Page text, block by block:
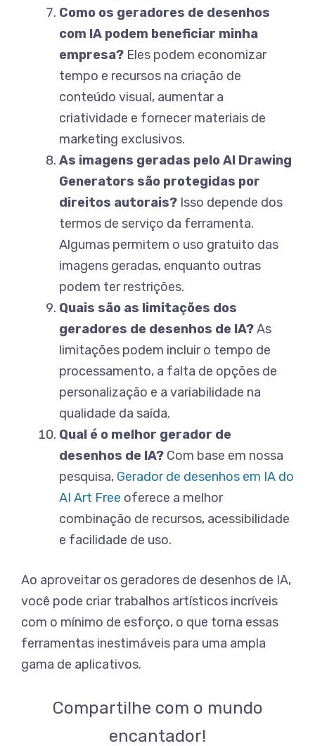
Como os geradores de desenhos
com IA podem beneficiar minha
empresa? Eles podem economizar
tempo e recursos na criação de
conteúdo visual, aumentar a
criatividade e fornecer materiais de
marketing exclusivos.
As imagens geradas pelo AI Drawing
Generators são protegidas por
direitos autorais? Isso depende dos
termos de serviço da ferramenta.
Algumas permitem o uso gratuito das
imagens geradas, enquanto outras
podem ter restrições.
Quais são as limitações dos
geradores de desenhos de IA?As
limitações podem incluir o tempo de
processamento, a falta de opções de
personalização e a variabilidade na
qualidade da saída.
Qual é o melhor gerador de
desenhos de IA? Com base em nossa
pesquisa, Gerador de desenhos em IA do
AI Art Free oferece a melhor
combinação de recursos, acessibilidade
e facilidade de uso.
Ao aproveitar os geradores de desenhos de IA,
você pode criar trabalhos artísticos incríveis
com o mínimo de esforço, o que torna essas
ferramentas inestimáveis para uma ampla
gama de aplicativos.
Compartilhe com o mundo
encantador!